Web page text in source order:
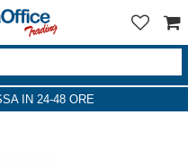
IN 24-48 ORE